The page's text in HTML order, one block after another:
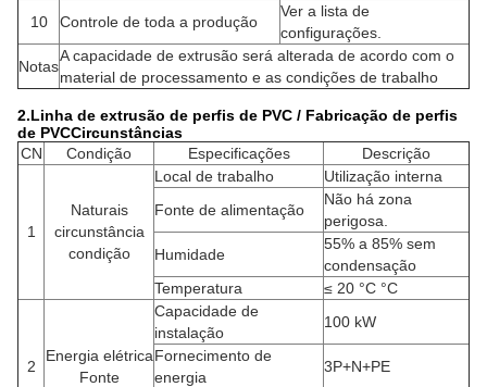
10
Controle de toda a produção
Ver a lista de
configurações.
Notas
A capacidade de extrusão será alterada de acordo com o
material de processamento e as condições de trabalho
2.Linha de extrusão de perfis de PVC / Fabricação de perfis
de PVCCircunstâncias
CN
Condição Especificações Descrição
1
Naturais
circunstância
condição
Local de trabalho
Utilização interna
Fonte de alimentação
Não há zona
perigosa.
Humidade
55% a 85% sem
condensação
Temperatura
≤ 20 °C °C
2
Energia elétrica
Fonte
Capacidade de
instalação
100 kW
Fornecimento de
energia
3P+N+PE